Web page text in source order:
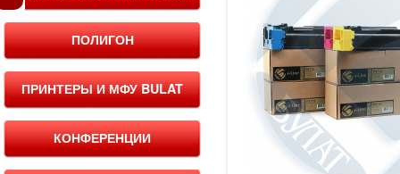
ПОЛИГОН
ПРИНТЕРЫ И МФУ BULAT
КОНФЕРЕНЦИИ